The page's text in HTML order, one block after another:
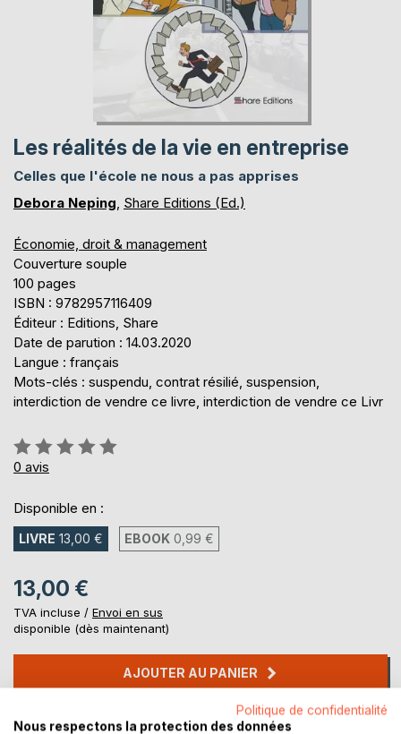
Les réalités de la vie en entreprise
Celles que l'école ne nous a pas apprises
Debora Neping Share Editions (Ed.)
Économie, droit & management
Couverture souple
100 pages
ISBN : 9782957116409
Éditeur : Editions, Share
Date de parution : 14.03.2020
Langue : français
Mots-clés : suspendu, contrat résilié, suspension,
interdiction de vendre ce livre, interdiction de vendre ce Livr
Évaluation:
0%
0 avis
Disponible en :
LIVRE 13,00 € EBOOK 0,99 €
13,00 €
TVA incluse / Envoi en sus
disponible (dès maintenant)
AJOUTER AU PANIER
Ajouter à ma liste d'envies
Politique de confidentialité
Nous respectons la protection des données